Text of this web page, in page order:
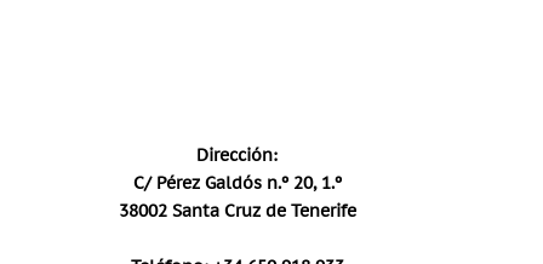
Dirección:
C/ Pérez Galdós n.º 20, 1.º
38002 Santa Cruz de Tenerife